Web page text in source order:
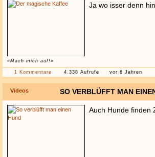
«Mach mich auf!»
Ja wo isser denn
1 Kommentare 4.338 Aufrufe vor 6 Jahren
Videos SO VERBLÜFFT MAN
Auch Hunde finden